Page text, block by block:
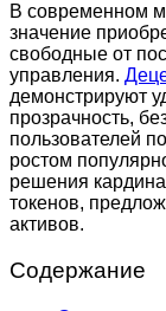
В современном
значение
свободные от
управления.
демонстрируют
прозрачность,
пользователей
ростом
решения
токенов,
активов.
Содержание